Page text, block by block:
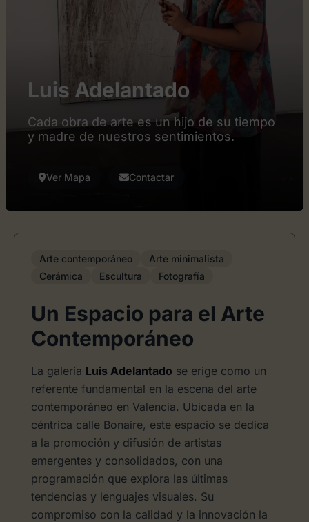
Luis Adelantado
Cada obra de arte es un hijo de su tiempo
y madre de nuestros sentimientos.
Ver Mapa Contactar
Arte contemporáneo
Arte minimalista
Cerámica
Escultura Fotografía
Un Espacio para el Arte
Contemporáneo
La galería Luis Adelantado se erige como un
referente fundamental en la escena del arte
contemporáneo en Valencia. Ubicada en la
céntrica calle Bonaire, este espacio se dedica
a la promoción y difusión de artistas
emergentes y consolidados, con una
programación que explora las últimas
tendencias y lenguajes visuales. Su
compromiso con la calidad y la innovación la